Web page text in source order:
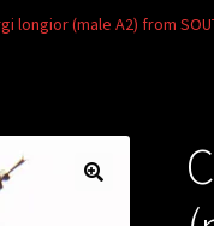
longior (male A2) from